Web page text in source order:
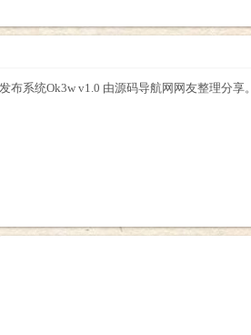
布系统Ok3w v1.0 由源码导航网网友整理分享。